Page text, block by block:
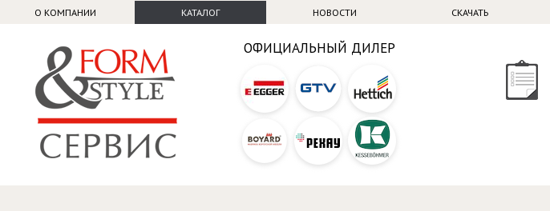
О КОМПАНИИ КАТАЛОГ НОВОСТИ СКАЧАТЬ
ОФИЦИАЛЬНЫЙ ДИЛЕР